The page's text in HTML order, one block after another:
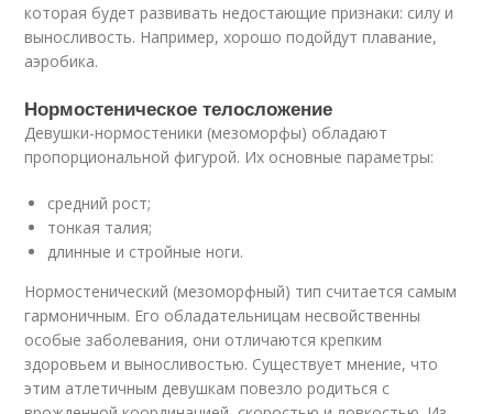
которая будет развивать недостающие признаки: силу и
выносливость. Например, хорошо подойдут плавание,
аэробика.
Нормостеническое телосложение
Девушки-нормостеники (мезоморфы) обладают
пропорциональной фигурой. Их основные параметры:
средний рост;
тонкая талия;
длинные и стройные ноги.
Нормостенический (мезоморфный) тип считается самым
гармоничным. Его обладательницам несвойственны
особые заболевания, они отличаются крепким
здоровьем и выносливостью. Существует мнение, что
этим атлетичным девушкам повезло родиться с